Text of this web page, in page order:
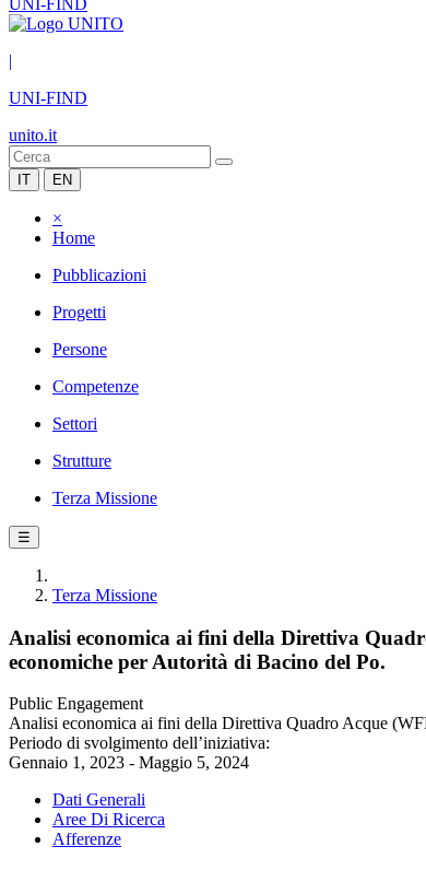
UNI-FIND
|
UNI-FIND
unito.it
IT EN
×
Home
Pubblicazioni
Progetti
Persone
Competenze
Settori
Strutture
Terza Missione
☰
Terza Missione
Analisi economica ai fini della Direttiva
economiche per Autorità di Bacino del Po.
Public Engagement
Analisi economica ai fini della Direttiva Quadro Acque
Periodo di svolgimento dell’iniziativa:
Gennaio 1, 2023 - Maggio 5, 2024
Dati Generali
Aree Di Ricerca
Afferenze